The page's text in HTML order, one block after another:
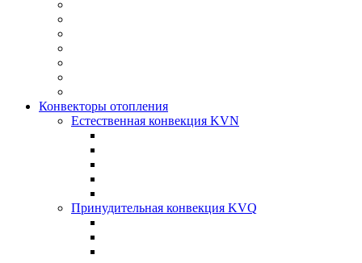
Конвекторы отопления
Естественная конвекция KVN
Принудительная конвекция KVQ